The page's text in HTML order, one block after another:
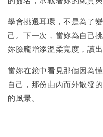
學會挑選耳環，不是為了
己。下一次，當妳為自己
妳臉龐增添溫柔寬度，讀
當妳在鏡中看見那個因為
自己，那份由內而外散發
的風景。